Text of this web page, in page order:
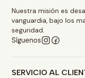
Nuestra misión es
vanguardia, bajo los
seguridad.
Síguenos
SERVICIO AL